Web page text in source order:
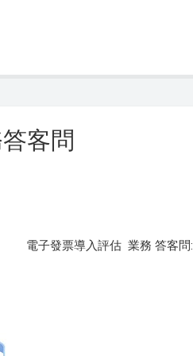
客問
電子發票導入評估 業務 答客問: